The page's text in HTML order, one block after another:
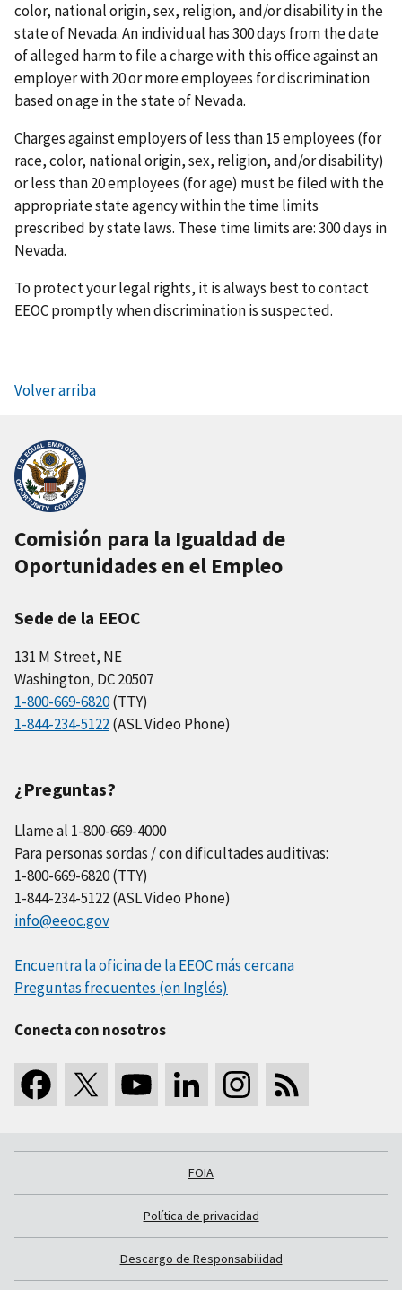
color, national origin, sex, religion, and/or disability in the
state of Nevada. An individual has 300 days from the date
of alleged harm to file a charge with this office against an
employer with 20 or more employees for discrimination
based on age in the state of Nevada.
Charges against employers of less than 15 employees (for
race, color, national origin, sex, religion, and/or disability)
or less than 20 employees (for age) must be filed with the
appropriate state agency within the time limits
prescribed by state laws. These time limits are: 300 days in
Nevada.
To protect your legal rights, it is always best to contact
EEOC promptly when discrimination is suspected.
Volver arriba
Comisión para la Igualdad de
Oportunidades en el Empleo
Sede de la EEOC
131 M Street, NE
Washington, DC 20507
1-800-669-6820(TTY)
1-844-234-5122(ASL Video Phone)
¿Preguntas?
Llame al 1-800-669-4000
Para personas sordas / con dificultades auditivas:
1-800-669-6820 (TTY)
1-844-234-5122 (ASL Video Phone)
info@eeoc.gov
Encuentra la oficina de la EEOC más cercana
Preguntas frecuentes (en Inglés)
Conecta con nosotros
FOIA
Política de privacidad
Descargo de Responsabilidad